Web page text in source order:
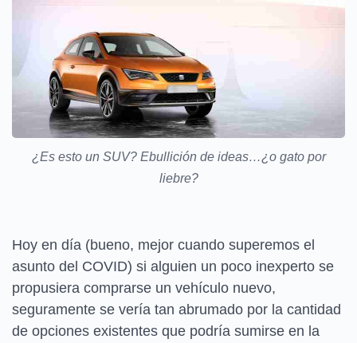
¿Es esto un SUV? Ebullición de ideas…¿o gato por
liebre?
Hoy en día (bueno, mejor cuando superemos el
asunto del COVID) si alguien un poco inexperto se
propusiera comprarse un vehículo nuevo,
seguramente se vería tan abrumado por la cantidad
de opciones existentes que podría sumirse en la